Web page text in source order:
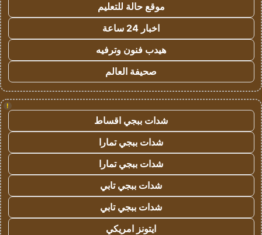
موقع حالة للتعليم
اخبار 24 ساعة
هيدب فنون وترفيه
صحيفة العالم
!
شدات ببجي اقساط
شدات ببجي تمارا
شدات ببجي تمارا
شدات ببجي تابي
شدات ببجي تابي
ايتونز امريكي